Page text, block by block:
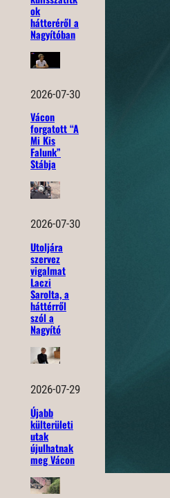
ok
hátteréről a
Nagyítóban
2026-07-30
Vácon
forgatott “A
Mi Kis
Falunk”
Stábja
2026-07-30
Utoljára
szervez
vigalmat
Laczi
Sarolta, a
háttérről
szól a
Nagyító
2026-07-29
Újabb
külterületi
utak
újulhatnak
meg Vácon